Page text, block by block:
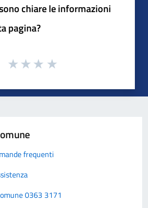
chiare le informazioni
pagina?
frequenti
0363 3171